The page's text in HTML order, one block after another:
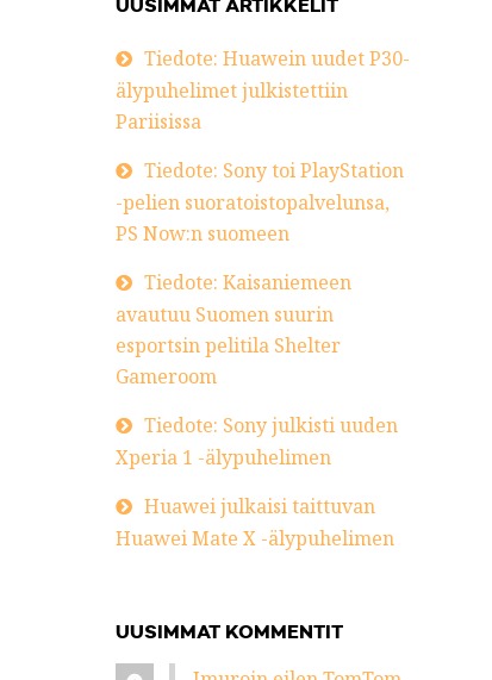
UUSIMMAT ARTIKKELIT
Tiedote: Huawein uudet P30-
älypuhelimet julkistettiin
Pariisissa
Tiedote: Sony toi PlayStation
-pelien suoratoistopalvelunsa,
PS Now:n suomeen
Tiedote: Kaisaniemeen
avautuu Suomen suurin
esportsin pelitila Shelter
Gameroom
Tiedote: Sony julkisti uuden
Xperia 1 -älypuhelimen
Huawei julkaisi taittuvan
Huawei Mate X -älypuhelimen
UUSIMMAT KOMMENTIT